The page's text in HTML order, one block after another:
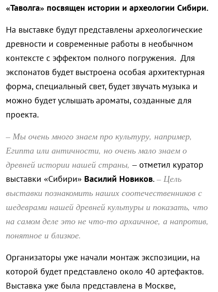
«Таволга» посвящен истории и археологии Сибири.
На выставке будут представлены археологические
древности и современные работы в необычном
контексте с эффектом полного погружения. Для
экспонатов будет выстроена особая архитектурная
форма, специальный свет, будет звучать музыка и
можно будет услышать ароматы, созданные для
проекта.
– Мы очень много знаем про культуру, например,
Египта или античности, но очень мало знаем о
древней истории нашей страны, – отметил куратор
выставки «Сибири» Василий Новиков. – Цель
выставки познакомить наших соотечественников с
шедеврами нашей древней культуры и показать, что
на самом деле это не что-то архаичное, а напротив,
понятное и близкое.
Организаторы уже начали монтаж экспозиции, на
которой будет представлено около 40 артефактов.
Выставка уже была представлена в Москве,